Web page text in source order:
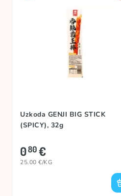
Uzkoda GENJI BIG STICK
(SPICY), 32g
080€
25.00 €/KG